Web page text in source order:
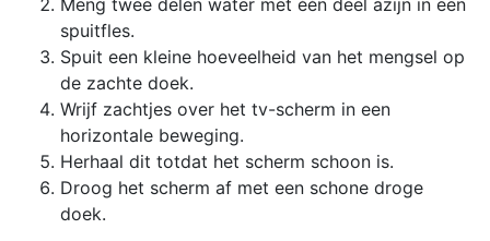
spuitfles.
Spuit een kleine hoeveelheid van het mengsel op
de zachte doek.
Wrijf zachtjes over het tv-scherm in een
horizontale beweging.
Herhaal dit totdat het scherm schoon is.
Droog het scherm af met een schone droge
doek.